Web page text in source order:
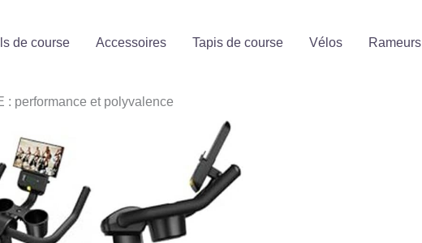
de course Accessoires Tapis de course Vélos Rameurs
: performance et polyvalence